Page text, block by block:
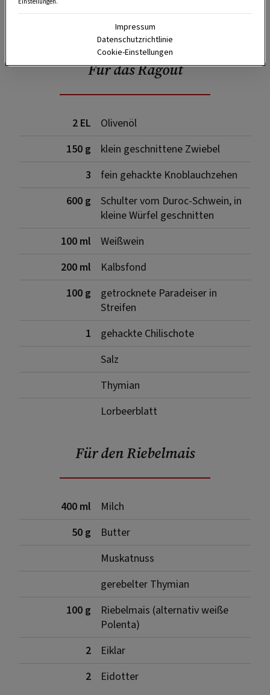
Für das Ragout
2 EL
Olivenöl
150 g
klein geschnittene Zwiebel
3
fein gehackte Knoblauchzehen
600 g
Schulter vom Duroc-Schwein, in
kleine Würfel geschnitten
100 ml
Weißwein
200 ml
Kalbsfond
100 g
getrocknete Paradeiser in
Streifen
1
gehackte Chilischote
Salz
Thymian
Lorbeerblatt
Für den Riebelmais
400 ml
Milch
50 g
Butter
Muskatnuss
gerebelter Thymian
100 g
Riebelmais (alternativ weiße
Polenta)
2
Eiklar
2
Eidotter
Impressum
Datenschutzrichtlinie
Cookie-Einstellungen